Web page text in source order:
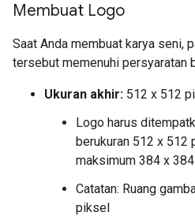
Membuat Logo
Saat Anda membuat karya seni,
tersebut memenuhi persyaratan
Ukuran akhir: 512 x 512
Logo harus
berukuran 512 x 512
maksimum 384 x
Catatan: Ruang
piksel